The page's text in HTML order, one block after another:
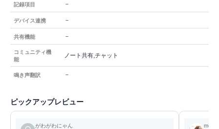
記録項目 －
デバイス連携 －
共有機能 －
コミュニティ機
能
ノート共有,チャット
鳴き声翻訳 －
ピックアップレビュー
がわがわにゃん